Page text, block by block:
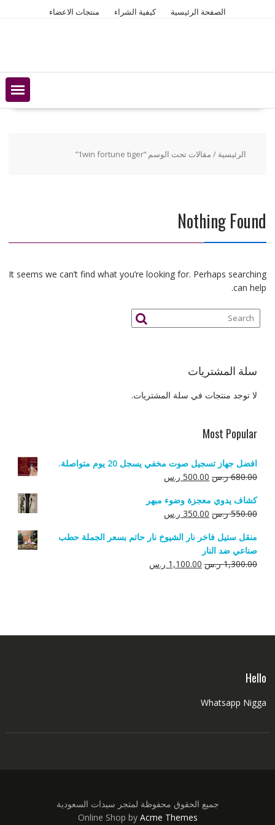
الصفحة الرئيسية كيفية الشراء منتجات الاعضاء
الرئيسية / مقالات تحت الوسم “1win fortune tiger”
Nothing Found
It seems we can’t find what you’re looking for. Perhaps searching
can help.
سلة المشتريات
لا توجد منتجات في سلة المشتريات.
Most Popular
افضل جهاز تسجيل صوت مخفي يسجل 20 يوم متواصلة.
680.00 ر.س السعر
هو:
680.00 ر.س.
500.00 ر.سالسعر
هو:
500.00 ر.س.
كشاف يدوي معجزة وضوء مبهر
550.00 ر.س السعر
هو:
550.00 ر.س.
350.00 ر.سالسعر
هو:
منقل ستيل فاخر نار الشيوخ نار حاتم بسعر الجملة حطب
صناعي ضد النار
1,300.00 ر.س السعر
1,100.00 ر.سالسعر
Hello
Whatsapp Nigga
جميع الحقوق محفوظة لمتجر سيدات السعودية
Online Shop by Acme Themes